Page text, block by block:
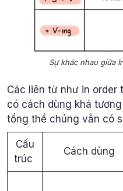
Sự khác nhau giữa
Các liên từ như in order
có cách dùng khá
tổng thể chúng vẫn có
Cấu
trúc
Cách dùng